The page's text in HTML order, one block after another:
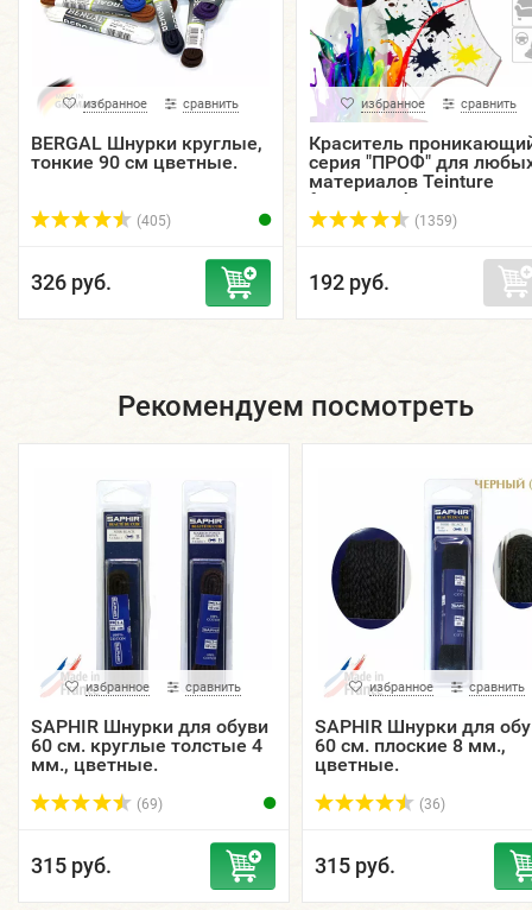
избранное сравнить
BERGAL Шнурки круглые,
тонкие 90 см цветные.
(405)
326 руб.
избранное сравнить
Краситель
серия "ПРОФ" для
материалов Teinture
francaise, флакон, 5П,
30, 55, 125 мл.(1359)
192 руб.
Рекомендуем посмотреть
избранное сравнить
SAPHIR Шнурки для обуви
60 см. круглые толстые 4
мм., цветные.
(69)
315 руб.
избранное сравнить
SAPHIR Шнурки для
60 см. плоские 8 мм.,
цветные.
(36)
315 руб.